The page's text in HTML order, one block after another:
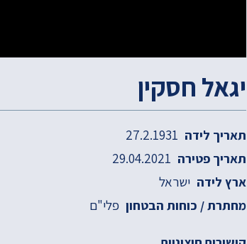
יגאל חסקין
תאריך לידה
תאריך פטירה
ארץ לידה ישראל
מחתרת / כוחות הבטחון פלי"ם